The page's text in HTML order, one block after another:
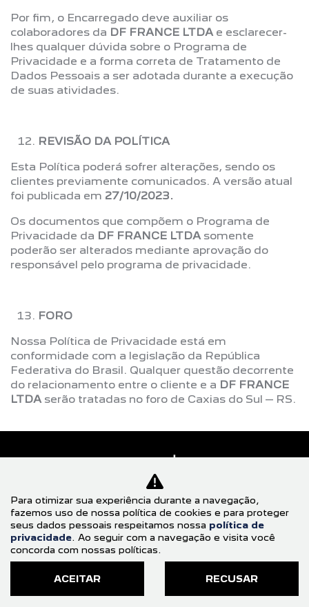
Por fim, o Encarregado deve auxiliar os
colaboradores da DF FRANCE LTDAe esclarecer-
lhes qualquer dúvida sobre o Programa de
Privacidade e a forma correta de Tratamento de
Dados Pessoais a ser adotada durante a execução
de suas atividades.
REVISÃO DA POLÍTICA
Esta Política poderá sofrer alterações, sendo os
clientes previamente comunicados. A versão atual
foi publicada em 27/10/2023.
Os documentos que compõem o Programa de
Privacidade da DF FRANCE LTDAsomente
poderão ser alterados mediante aprovação do
responsável pelo programa de privacidade.
FORO
Nossa Política de Privacidade está em
conformidade com a legislação da República
Federativa do Brasil. Qualquer questão decorrente
do relacionamento entre o cliente e a DF FRANCE
LTDAserão tratadas no foro de Caxias do Sul – RS.
NOVOS
Para otimizar sua experiência durante a navegação,
fazemos uso de nossa política de cookies e para proteger
seus dados pessoais respeitamos nossa política de
privacidade. Ao seguir com a navegação e visita você
concorda com nossas políticas.
ACEITAR RECUSAR